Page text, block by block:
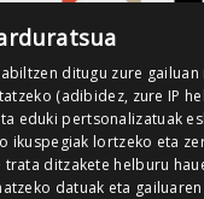
ditugu zure
(adibidez, zure IP
eduki pertsonalizatuak
ikuspegiak lortzeko eta
trata ditzakete helburu
datuak eta